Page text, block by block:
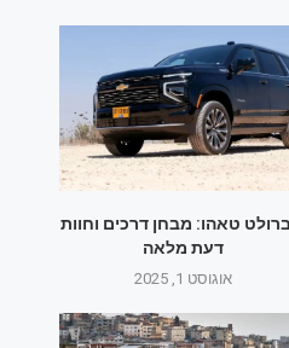
טאהו: מבחן דרכים וחוות
דעת מלאה
אוגוסט 1, 2025